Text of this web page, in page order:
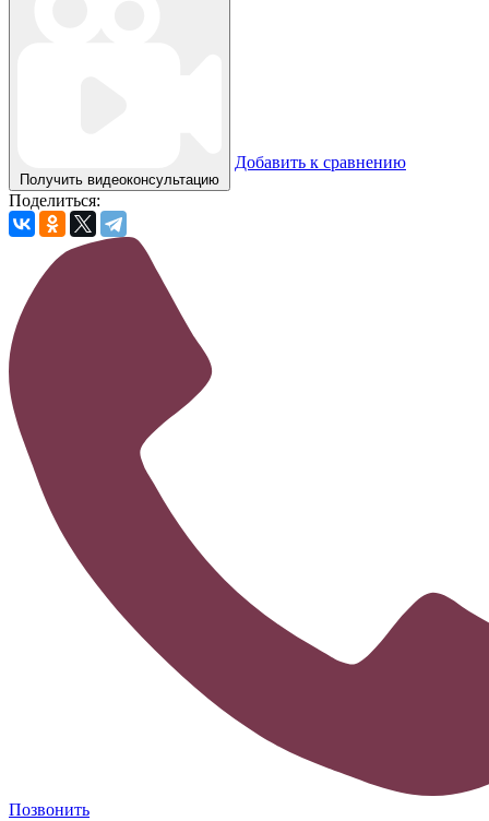
Получить видеоконсультацию
Добавить к сравнению
Поделиться:
Позвонить